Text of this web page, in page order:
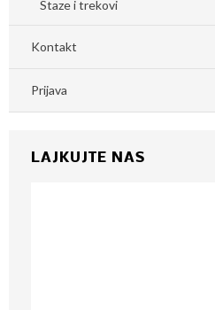
Staze i trekovi
Kontakt
Prijava
LAJKUJTE NAS